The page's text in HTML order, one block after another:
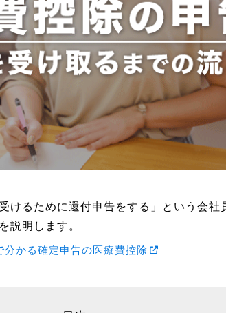
けるために還付申告をする」という会社
説明します。
かる確定申告の医療費控除